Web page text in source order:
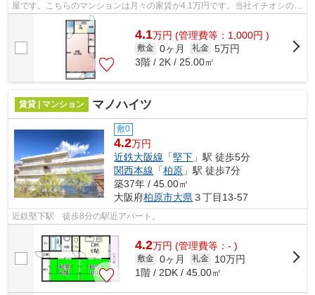
屋です。こちらのマンションは月々の家賃が4.1万円です。当社イチオシの物
件の「明美マンション」。ぜひ一度ご...
4.1万円 (管理費等：1,000円 )
敷金 0ヶ月 礼金 5万円
3階 / 2K / 25.00㎡
賃貸 | マンション マノハイツ
敷0
4.2万円
近鉄大阪線 「堅下 」駅 徒歩5分
関西本線 「柏原 」駅 徒歩7分
築37年 / 45.00㎡
大阪府柏原市大県 ３丁目13-57
近鉄堅下駅 徒歩8分の駅近アパート。
4.2万円 (管理費等：- )
敷金 0ヶ月 礼金
10万円
1階 / 2DK / 45.00㎡